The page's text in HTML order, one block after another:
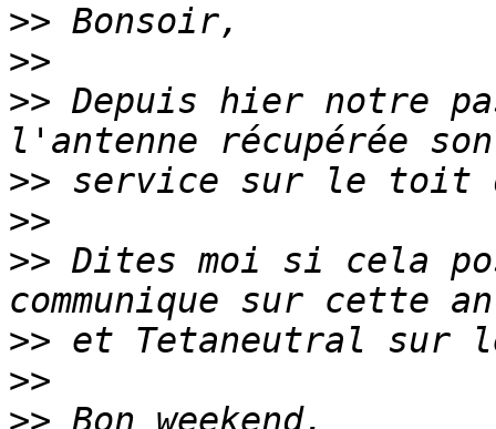
>>
>>
>> Depuis hier notre
>>
>>
>> Dites moi si cela
>>
>>
>>